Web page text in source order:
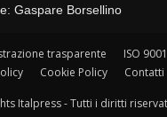
Gaspare Borsellino
trasparente ISO 9001
Cookie Policy Contatti
Italpress - Tutti i diritti